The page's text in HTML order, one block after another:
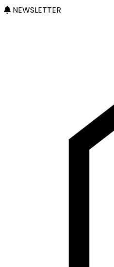
NEWSLETTER